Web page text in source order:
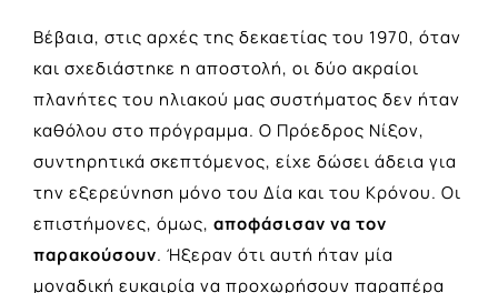
Βέβαια, στις αρχές της δεκαετίας του 1970, όταν
και σχεδιάστηκε η αποστολή, οι δύο ακραίοι
πλανήτες του ηλιακού μας συστήματος δεν ήταν
καθόλου στο πρόγραμμα. Ο Πρόεδρος Νίξον,
συντηρητικά σκεπτόμενος, είχε δώσει άδεια για
την εξερεύνηση μόνο του Δία και του Κρόνου. Οι
επιστήμονες, όμως, αποφάσισαν να τον
παρακούσουν. Ήξεραν ότι αυτή ήταν μία
μοναδική ευκαιρία να προχωρήσουν παραπέρα